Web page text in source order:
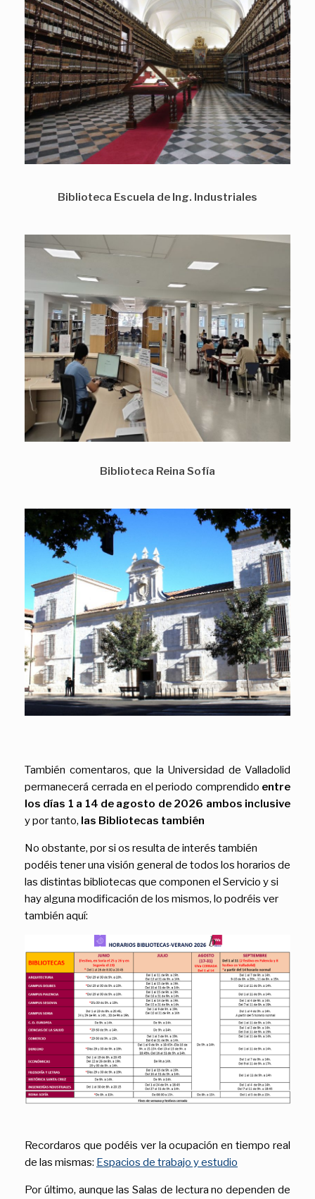
Biblioteca Escuela de Ing. Industriales
Biblioteca Reina Sofía
También comentaros, que la Universidad de Valladolid
permanecerá cerrada en el periodo comprendido entre
los días 1 a 14 de agosto de 2026 ambos inclusive
y por tanto, las Bibliotecas también
No obstante, por si os resulta de interés también
podéis tener una visión general de todos los horarios de
las distintas bibliotecas que componen el Servicio y si
hay alguna modificación de los mismos, lo podréis ver
también aquí:
Recordaros que podéis ver la ocupación en tiempo real
de las mismas: Espacios de trabajo y estudio
Por último, aunque las Salas de lectura no dependen de